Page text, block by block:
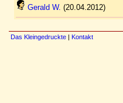
Gerald W. (20.04.2012)
Das Kleingedruckte | Kontakt